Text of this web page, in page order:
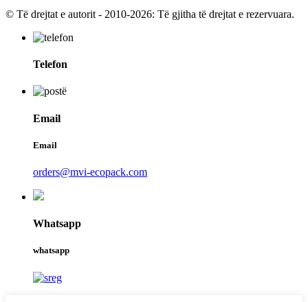
© Të drejtat e autorit - 2010-2026: Të gjitha të drejtat e rezervuara.
Telefon
Email
Email
orders@mvi-ecopack.com
Whatsapp
whatsapp